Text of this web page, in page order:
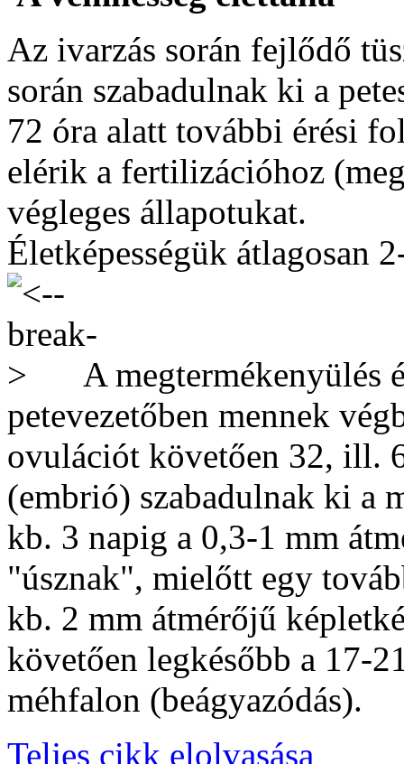
Az ivarzás során fejlődő
során szabadulnak ki a
72 óra alatt további érési
elérik a fertilizációhoz
végleges állapotukat.
Életképességük átlagosan
A megtermékenyülés
petevezetőben mennek
ovulációt követően 32, ill.
(embrió) szabadulnak ki a
kb. 3 napig a 0,3-1 mm
"úsznak", mielőtt egy
kb. 2 mm átmérőjű
követően legkésőbb a 17-
méhfalon (beágyazódás).
Teljes cikk elolvasása